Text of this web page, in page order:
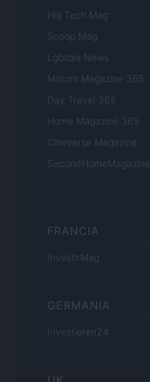
Hig Tech Mag
Scoop Mag
Lgbtqia News
Motors Magazine 365
Day Travel 365
Home Magazine 365
Cineverse Magazine
SecondHomeMagazine
FRANCIA
InvestirMag
GERMANIA
Investieren24